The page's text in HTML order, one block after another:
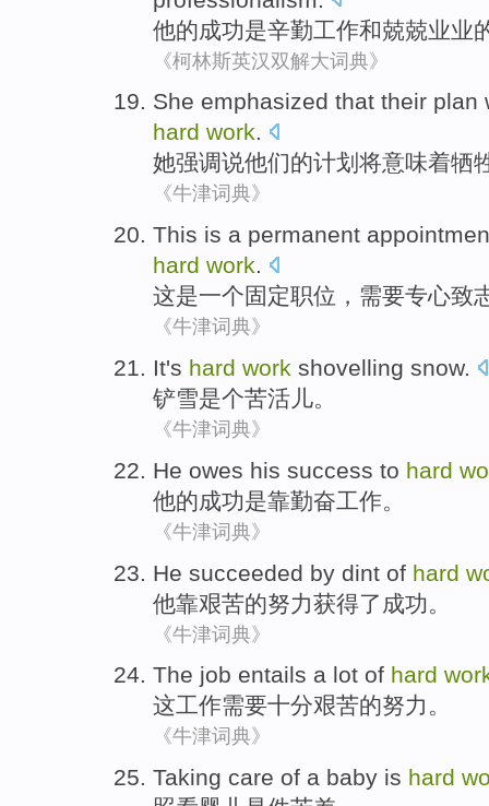
他的成功是辛勤工作和兢兢业业
《柯林斯英汉双解大词典》
She emphasized that their plan
hard work.
她强调说他们的计划 将意味着牺
《牛津词典》
This is a permanent
hard work.
这是一个固定职位 ， 需要专心致
《牛津词典》
It's hard work shovelling snow.
铲雪是个苦活儿。
《牛津词典》
He owes his success to hard
他的成功是靠勤奋工作。
《牛津词典》
He succeeded by dint of hard
他靠艰苦的努力获得了成功 。
《牛津词典》
The job entails a lot of hard
这工作需要十分艰苦的努力。
《牛津词典》
Taking care of a baby is hard